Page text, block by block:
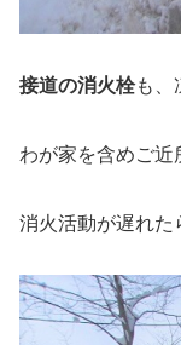
接道の消火栓も、
わが家を含めご近
消火活動が遅れた